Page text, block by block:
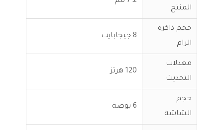
المنتج
حجم ذاكرة
الرام
8 جيجابايت
معدلات
التحديث
120 هرتز
حجم
الشاشة
6 بوصة